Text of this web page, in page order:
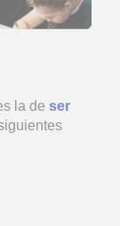
la de ser